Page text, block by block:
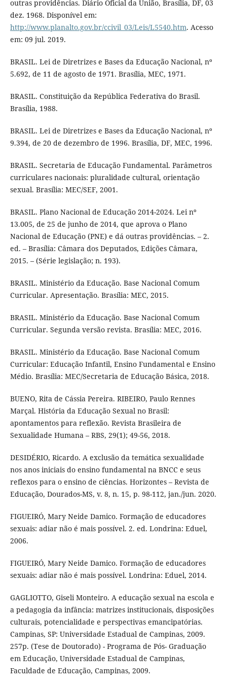
outras providências. Diário Oficial da União, Brasília, DF, 03
dez. 1968. Disponível em:
http://www.planalto.gov.br/ccivil_03/Leis/L5540.htm. Acesso
em: 09 jul. 2019.
BRASIL. Lei de Diretrizes e Bases da Educação Nacional, nº
5.692, de 11 de agosto de 1971. Brasília, MEC, 1971.
BRASIL. Constituição da República Federativa do Brasil.
Brasília, 1988.
BRASIL. Lei de Diretrizes e Bases da Educação Nacional, nº
9.394, de 20 de dezembro de 1996. Brasília, DF, MEC, 1996.
BRASIL. Secretaria de Educação Fundamental. Parâmetros
curriculares nacionais: pluralidade cultural, orientação
sexual. Brasília: MEC/SEF, 2001.
BRASIL. Plano Nacional de Educação 2014-2024. Lei nº
13.005, de 25 de junho de 2014, que aprova o Plano
Nacional de Educação (PNE) e dá outras providências. – 2.
ed. – Brasília: Câmara dos Deputados, Edições Câmara,
2015. – (Série legislação; n. 193).
BRASIL. Ministério da Educação. Base Nacional Comum
Curricular. Apresentação. Brasília: MEC, 2015.
BRASIL. Ministério da Educação. Base Nacional Comum
Curricular. Segunda versão revista. Brasília: MEC, 2016.
BRASIL. Ministério da Educação. Base Nacional Comum
Curricular: Educação Infantil, Ensino Fundamental e Ensino
Médio. Brasília: MEC/Secretaria de Educação Básica, 2018.
BUENO, Rita de Cássia Pereira. RIBEIRO, Paulo Rennes
Marçal. História da Educação Sexual no Brasil:
apontamentos para reflexão. Revista Brasileira de
Sexualidade Humana – RBS, 29(1); 49-56, 2018.
DESIDÉRIO, Ricardo. A exclusão da temática sexualidade
nos anos iniciais do ensino fundamental na BNCC e seus
reflexos para o ensino de ciências. Horizontes – Revista de
Educação, Dourados-MS, v. 8, n. 15, p. 98-112, jan./jun. 2020.
FIGUEIRÓ, Mary Neide Damico. Formação de educadores
sexuais: adiar não é mais possível. 2. ed. Londrina: Eduel,
2006.
FIGUEIRÓ, Mary Neide Damico. Formação de educadores
sexuais: adiar não é mais possível. Londrina: Eduel, 2014.
GAGLIOTTO, Giseli Monteiro. A educação sexual na escola e
a pedagogia da infância: matrizes institucionais, disposições
culturais, potencialidade e perspectivas emancipatórias.
Campinas, SP: Universidade Estadual de Campinas, 2009.
257p. (Tese de Doutorado) - Programa de Pós- Graduação
em Educação, Universidade Estadual de Campinas,
Faculdade de Educação, Campinas, 2009.